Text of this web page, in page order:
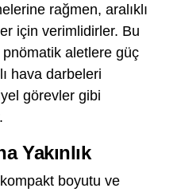
rağmen, aralıklı
için verimlidirler. Bu
aletlere güç
hava darbeleri
görevler gibi
Yakınlık
boyutu ve